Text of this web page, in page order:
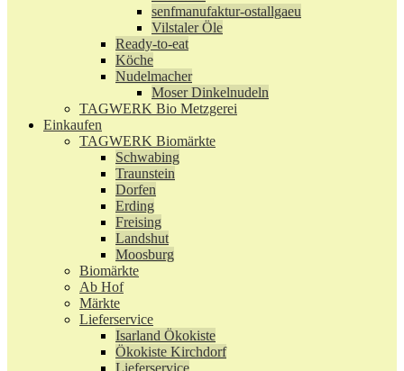
senfmanufaktur-ostallgaeu
Vilstaler Öle
Ready-to-eat
Köche
Nudelmacher
Moser Dinkelnudeln
TAGWERK Bio Metzgerei
Einkaufen
TAGWERK Biomärkte
Schwabing
Traunstein
Dorfen
Erding
Freising
Landshut
Moosburg
Biomärkte
Ab Hof
Märkte
Lieferservice
Isarland Ökokiste
Ökokiste Kirchdorf
Lieferservice